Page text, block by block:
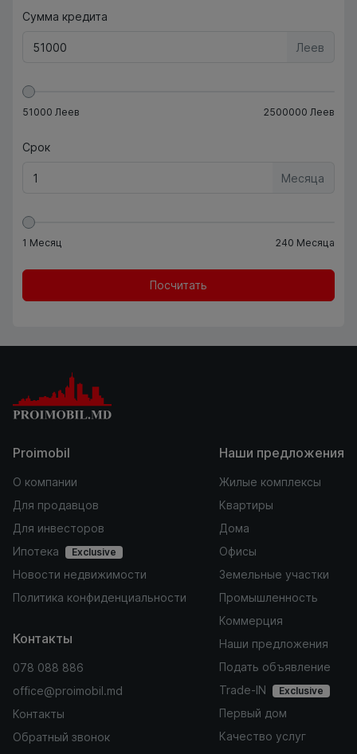
Сумма кредита
Леев
51000 Леев 2500000 Леев
Срок
Месяца
1 Месяц 240 Месяца
Посчитать
Proimobil
О компании
Для продавцов
Для инвесторов
Ипотека
Exclusive
Новости недвижимости
Политика конфиденциальности
Наши предложения
Жилые комплексы
Квартиры
Дома
Офисы
Земельные участки
Промышленность
Коммерция
Наши предложения
Подать объявление
Trade-IN
Exclusive
Первый дом
Качество услуг
Контакты
078 088 886
office@proimobil.md
Контакты
Обратный звонок